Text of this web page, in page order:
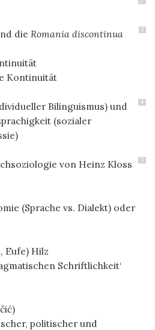
3
die Romania discontinua
Kontinuität
4
Bilinguismus) und
(sozialer
5
von Heinz Kloss
(Sprache vs. Dialekt) oder
Eufe) Hilz
Schriftlichkeit‘
politischer und